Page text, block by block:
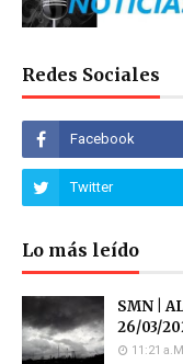
Redes Sociales
Lo más leído
SMN |
26/03/
11:21